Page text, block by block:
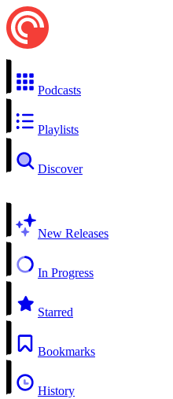
Podcasts
Playlists
Discover
New Releases
In Progress
Starred
Bookmarks
History